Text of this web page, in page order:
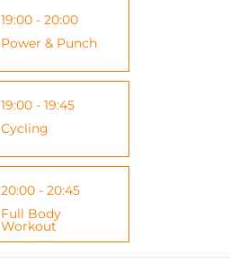
19:00 - 20:00
Power & Punch
19:00 - 19:45
Cycling
20:00 - 20:45
Full Body
Workout